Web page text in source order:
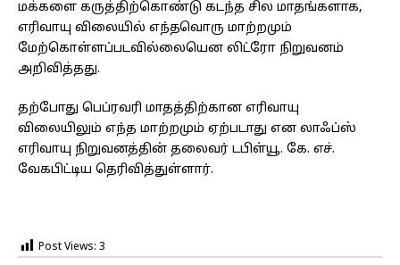
மக்களை கருத்திற்கொண்டு கடந்த சில மாதங்களாக,
எரிவாயு விலையில் எந்தவொரு மாற்றமும்
மேற்கொள்ளப்படவில்லையென லிட்ரோ நிறுவனம்
அறிவித்தது.
தற்போது பெப்ரவரி மாதத்திற்கான எரிவாயு
விலையிலும் எந்த மாற்றமும் ஏற்படாது என லாஃப்ஸ்
எரிவாயு நிறுவனத்தின் தலைவர் டபிள்யூ. கே. எச்.
வேகபிட்டிய தெரிவித்துள்ளார்.
Post Views: 3